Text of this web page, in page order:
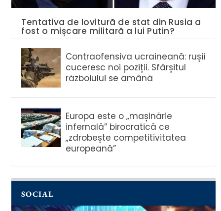
Tentativa de lovitură de stat din Rusia a
fost o mișcare militară a lui Putin?
Contraofensiva ucraineană: rușii
cuceresc noi poziții. Sfârșitul
războiului se amână
Europa este o „mașinărie
infernală” birocratică ce
„zdrobește competitivitatea
europeană”
SOCIAL